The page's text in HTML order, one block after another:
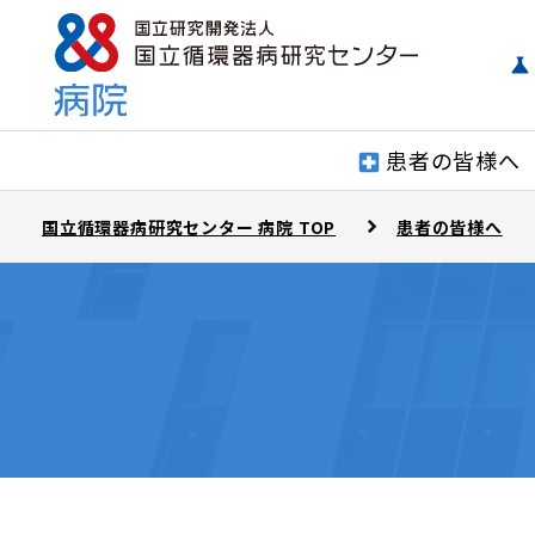
患者の皆様へ
国立循環器病研究センター 病院 TOP 患者の皆様へ